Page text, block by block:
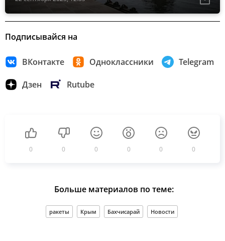
Подписывайся на
ВКонтакте Одноклассники Telegram
Дзен Rutube
0 0 0 0 0 0
Больше материалов по теме:
ракеты Крым Бахчисарай Новости